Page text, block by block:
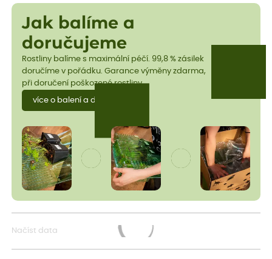
Jak balíme a
doručujeme
Rostliny balíme s maximální péčí. 99,8 % zásilek
doručíme v pořádku. Garance výměny zdarma,
při doručení poškozené rostliny.
více o balení a dopravě
Načíst data